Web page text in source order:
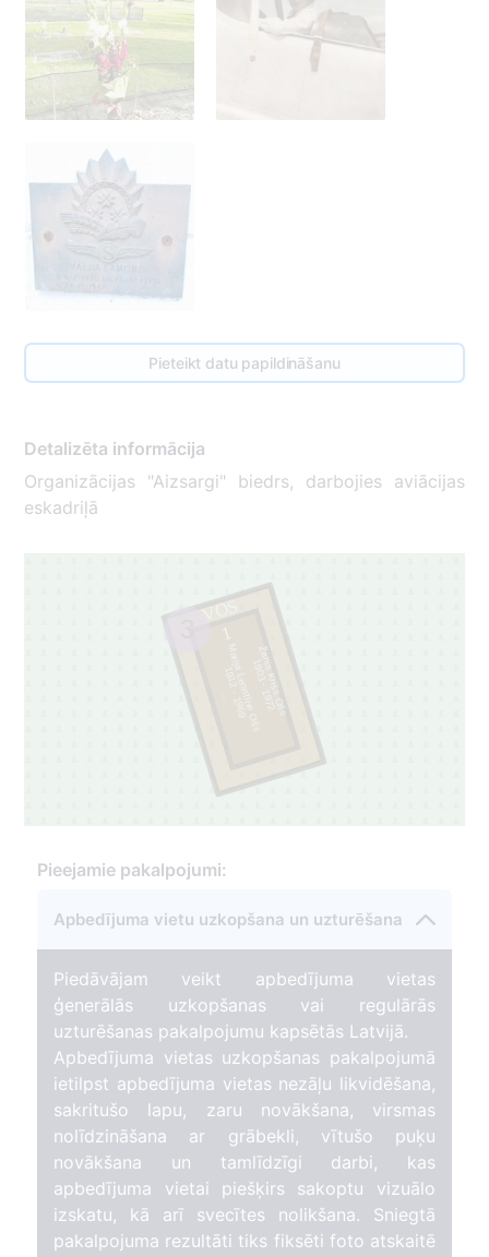
Pieteikt datu papildināšanu
Detalizēta informācija
Organizācijas "Aizsargi" biedrs, darbojies aviācijas
eskadriļā
VOS
1
Žanis Krišs Ošs
1
2
Marija Leontīne Ošs
1912 - 1969
Pieejamie pakalpojumi:
Apbedījuma vietu uzkopšana un uzturēšana
Piedāvājam veikt apbedījuma vietas
ģenerālās uzkopšanas vai regulārās
uzturēšanas pakalpojumu kapsētās Latvijā.
Apbedījuma vietas uzkopšanas pakalpojumā
ietilpst apbedījuma vietas nezāļu likvidēšana,
sakritušo lapu, zaru novākšana, virsmas
nolīdzināšana ar grābekli, vītušo puķu
novākšana un tamlīdzīgi darbi, kas
apbedījuma vietai piešķirs sakoptu vizuālo
izskatu, kā arī svecītes nolikšana. Sniegtā
pakalpojuma rezultāti tiks fiksēti foto atskaitē